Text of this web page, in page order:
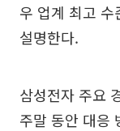
우 업계 최고
설명한다.
삼성전자 주요
주말 동안 대응